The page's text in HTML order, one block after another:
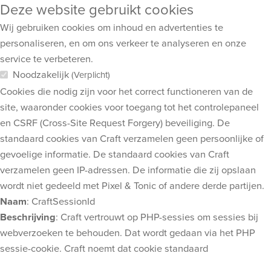
Deze website gebruikt cookies
Wij gebruiken cookies om inhoud en advertenties te
personaliseren, en om ons verkeer te analyseren en onze
service te verbeteren.
Noodzakelijk(Verplicht)
Cookies die nodig zijn voor het correct functioneren van de
site, waaronder cookies voor toegang tot het controlepaneel
en CSRF (Cross-Site Request Forgery) beveiliging. De
standaard cookies van Craft verzamelen geen persoonlijke of
gevoelige informatie. De standaard cookies van Craft
verzamelen geen IP-adressen. De informatie die zij opslaan
wordt niet gedeeld met Pixel & Tonic of andere derde partijen.
Naam: CraftSessionId
Beschrijving: Craft vertrouwt op PHP-sessies om sessies bij
webverzoeken te behouden. Dat wordt gedaan via het PHP
sessie-cookie. Craft noemt dat cookie standaard